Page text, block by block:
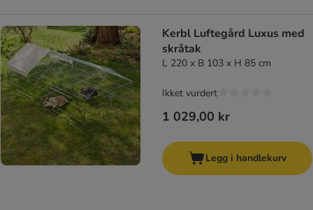
Kerbl Luftegård Luxus med
skråtak
L 220 x B 103 x H 85 cm
1 029,00 kr
Ikket vurdert
Legg i handlekurv